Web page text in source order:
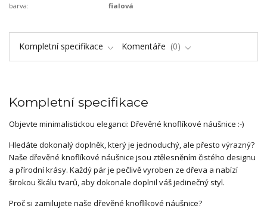
barva:
fialová
Kompletní specifikace Komentáře 0
Kompletní specifikace
Objevte minimalistickou eleganci: Dřevěné knoflíkové náušnice :-)
Hledáte dokonalý doplněk, který je jednoduchý, ale přesto výrazný?
Naše dřevěné knoflíkové náušnice jsou ztělesněním čistého designu
a přírodní krásy. Každý pár je pečlivě vyroben ze dřeva a nabízí
širokou škálu tvarů, aby dokonale doplnil váš jedinečný styl.
Proč si zamilujete naše dřevěné knoflíkové náušnice?